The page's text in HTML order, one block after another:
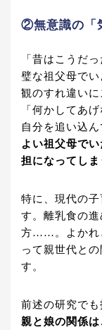
②無意識の「
「昔はこうだ
璧な祖父母で
観のすれ違いに
「何かしてあ
自分を追い込
よい祖父母で
担になってしま
特に、現代の
す。離乳食の
方……。よかれ
って親世代と
す。
前述の研究でも
親と娘の関係